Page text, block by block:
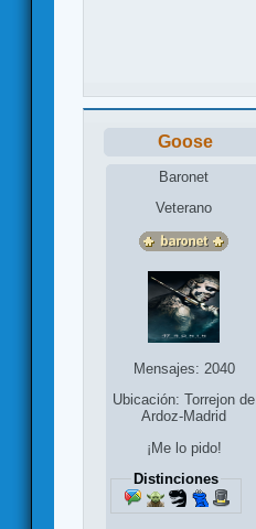
Goose
Baronet
Veterano
Mensajes: 2040
Ubicación: Torrejon de
Ardoz-Madrid
¡Me lo pido!
Distinciones